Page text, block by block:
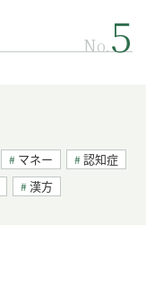
No.
マネー
認知症
漢方